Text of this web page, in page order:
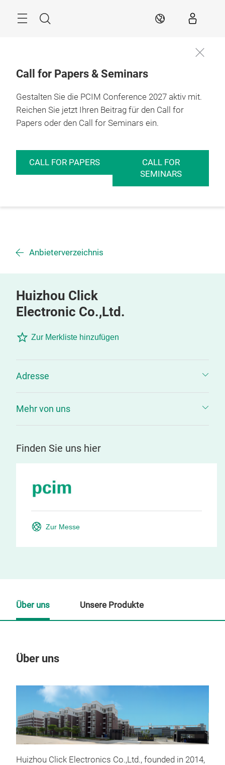
Suche DE
Call for Papers & Seminars
Gestalten Sie die PCIM Conference 2027 aktiv mit.
Reichen Sie jetzt Ihren Beitrag für den Call for
Papers oder den Call for Seminars ein.
CALL FOR PAPERS
CALL FOR
SEMINARS
Anbieterverzeichnis
Huizhou Click
Electronic Co.,Ltd.
Zur Merkliste hinzufügen
Adresse
Mehr von uns
Finden Sie uns hier
Zur Messe
Über uns
Huizhou Click Electronics Co.,Ltd., founded in 2014,
Über uns Unsere Produkte